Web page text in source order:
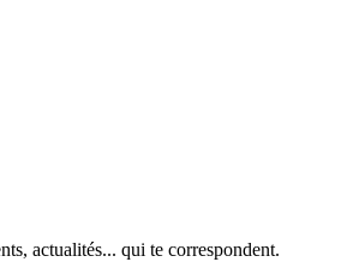
actualités... qui te correspondent.